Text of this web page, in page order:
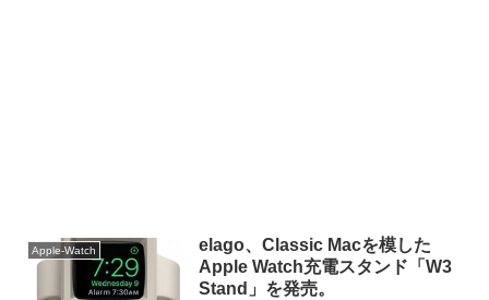
Apple-Watch
elago、Classic Macを模した
Apple Watch充電スタンド「W3
Stand」を発売。